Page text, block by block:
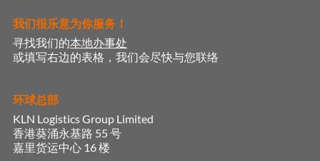
我们很乐意为你服务！
寻找我们的本地办事处
或填写右边的表格，我们会尽快与您联络
环球总部
KLN Logistics Group Limited
香港葵涌永基路 55 号
嘉里货运中心 16 楼